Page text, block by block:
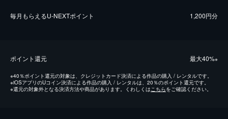
毎⽉もらえるU-NEXTポイント 1,200円分
ポイント還元 最⼤40%※
※40％ポイント還元の対象は、クレジットカード決済による作品の購入 / レンタルです。
※iOSアプリのUコイン決済による作品の購入 / レンタルは、20％のポイント還元です。
※還元の対象外となる決済方法や商品があります。くわしくはこちらをご確認ください。